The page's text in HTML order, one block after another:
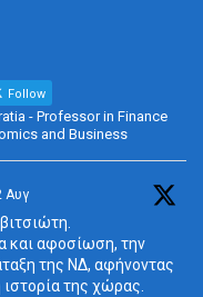
Follow
- Professor in Finance
and Business
Αυγ
και αφοσίωση, την
της ΝΔ, αφήνοντας
της χώρας.